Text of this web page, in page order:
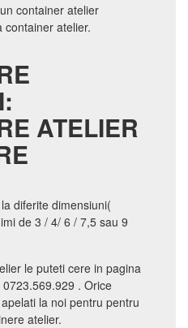
container atelier
container atelier.
ATELIER
diferite dimensiuni(
de 3 / 4/ 6 / 7,5 sau 9
le puteti cere in pagina
. Orice
la noi pentru pentru
atelier.